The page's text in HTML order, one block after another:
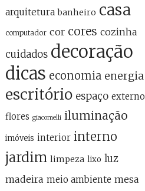
arquitetura banheiro casa
computador cor cores cozinha
cuidados decoração
dicas economia energia
escritório espaço externo
flores giacomelli iluminação
imóveis interior interno
jardim limpeza lixo luz
madeira meio ambiente mesa